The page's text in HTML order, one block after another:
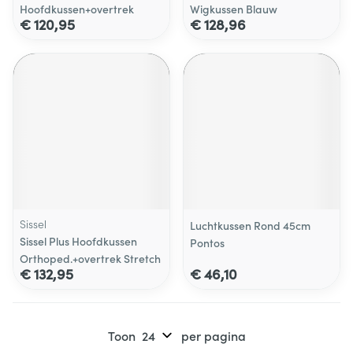
Hoofdkussen+overtrek
€ 120,95
Wigkussen Blauw
€ 128,96
Sissel
Sissel Plus Hoofdkussen
Orthoped.+overtrek Stretch
€ 132,95
Luchtkussen Rond 45cm
Pontos
€ 46,10
Toon per pagina